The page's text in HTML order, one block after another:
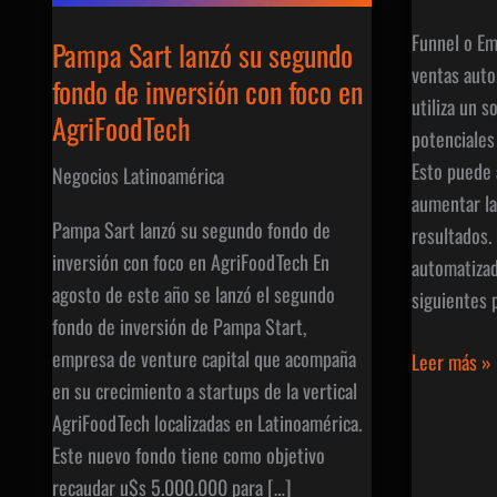
Pampa Sart lanzó su segundo
fondo de inversión con foco en
AgriFoodTech
Negocios Latinoamérica
Pampa Sart lanzó su segundo fondo de
inversión con foco en AgriFoodTech En
agosto de este año se lanzó el segundo
fondo de inversión de Pampa Start,
empresa de venture capital que acompaña
en su crecimiento a startups de la vertical
AgriFoodTech localizadas en Latinoamérica.
Este nuevo fondo tiene como objetivo
recaudar u$s 5.000.000 para […]
Funnel o
ventas
utiliza un
Esto
aumentar
siguientes
Funnel
Leer más »